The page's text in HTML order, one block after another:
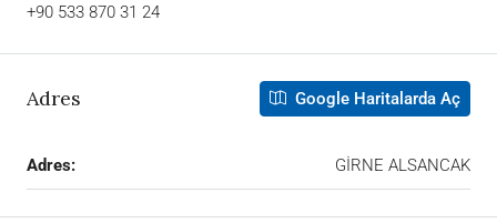
+90 533 870 31 24
Adres Google Haritalarda Aç
Adres: GİRNE ALSANCAK